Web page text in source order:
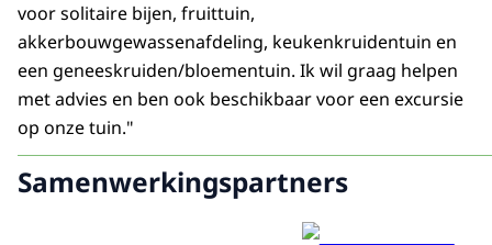
voor solitaire bijen, fruittuin,
akkerbouwgewassenafdeling, keukenkruidentuin en
een geneeskruiden/bloementuin. Ik wil graag helpen
met advies en ben ook beschikbaar voor een excursie
op onze tuin."
Samenwerkingspartners